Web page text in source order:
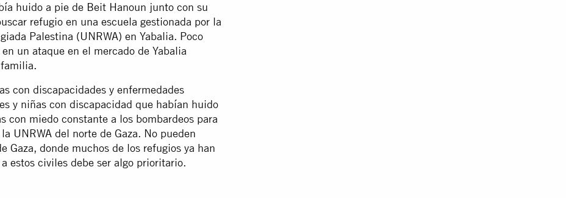
huido a pie de Beit Hanoun junto con su
refugio en una escuela gestionada por la
Palestina (UNRWA) en Yabalia. Poco
un ataque en el mercado de Yabalia
con discapacidades y enfermedades
y niñas con discapacidad que habían huido
con miedo constante a los bombardeos para
UNRWA del norte de Gaza. No pueden
Gaza, donde muchos de los refugios ya han
estos civiles debe ser algo prioritario.